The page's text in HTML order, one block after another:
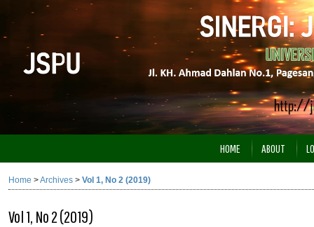
HOME ABOUT
Home >Archives > Vol 1, No 2 (2019)
Vol 1, No 2 (2019)